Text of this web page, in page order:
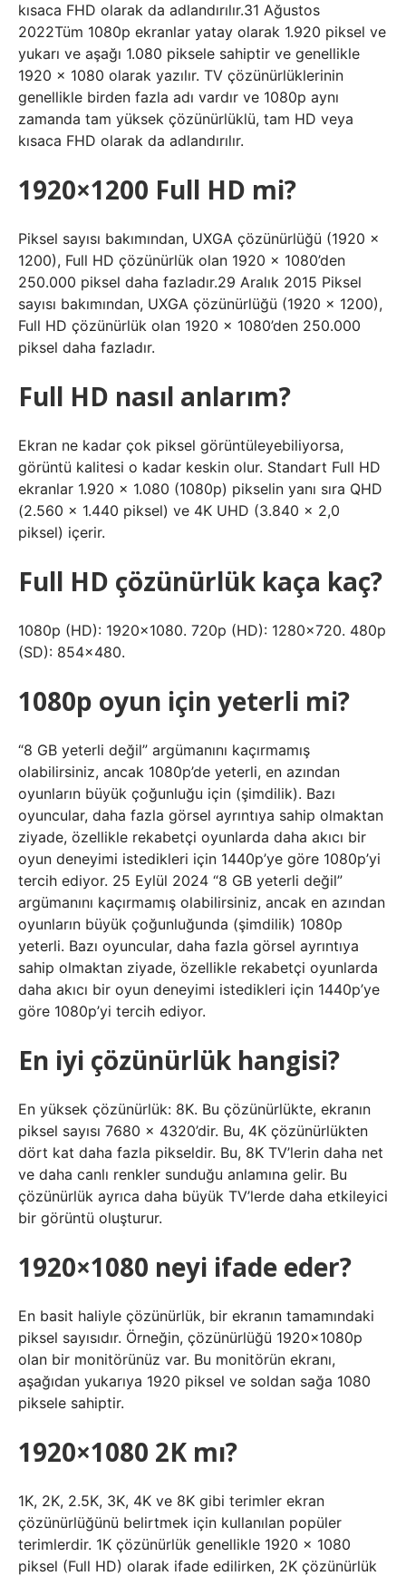
kısaca FHD olarak da adlandırılır.31 Ağustos
2022Tüm 1080p ekranlar yatay olarak 1.920 piksel ve
yukarı ve aşağı 1.080 piksele sahiptir ve genellikle
1920 x 1080 olarak yazılır. TV çözünürlüklerinin
genellikle birden fazla adı vardır ve 1080p aynı
zamanda tam yüksek çözünürlüklü, tam HD veya
kısaca FHD olarak da adlandırılır.
1920×1200 Full HD mi?
Piksel sayısı bakımından, UXGA çözünürlüğü (1920 x
1200), Full HD çözünürlük olan 1920 x 1080’den
250.000 piksel daha fazladır.29 Aralık 2015 Piksel
sayısı bakımından, UXGA çözünürlüğü (1920 x 1200),
Full HD çözünürlük olan 1920 x 1080’den 250.000
piksel daha fazladır.
Full HD nasıl anlarım?
Ekran ne kadar çok piksel görüntüleyebiliyorsa,
görüntü kalitesi o kadar keskin olur. Standart Full HD
ekranlar 1.920 x 1.080 (1080p) pikselin yanı sıra QHD
(2.560 x 1.440 piksel) ve 4K UHD (3.840 x 2,0
piksel) içerir.
Full HD çözünürlük kaça kaç?
1080p (HD): 1920×1080. 720p (HD): 1280×720. 480p
(SD): 854×480.
1080p oyun için yeterli mi?
“8 GB yeterli değil” argümanını kaçırmamış
olabilirsiniz, ancak 1080p’de yeterli, en azından
oyunların büyük çoğunluğu için (şimdilik). Bazı
oyuncular, daha fazla görsel ayrıntıya sahip olmaktan
ziyade, özellikle rekabetçi oyunlarda daha akıcı bir
oyun deneyimi istedikleri için 1440p’ye göre 1080p’yi
tercih ediyor. 25 Eylül 2024 “8 GB yeterli değil”
argümanını kaçırmamış olabilirsiniz, ancak en azından
oyunların büyük çoğunluğunda (şimdilik) 1080p
yeterli. Bazı oyuncular, daha fazla görsel ayrıntıya
sahip olmaktan ziyade, özellikle rekabetçi oyunlarda
daha akıcı bir oyun deneyimi istedikleri için 1440p’ye
göre 1080p’yi tercih ediyor.
En iyi çözünürlük hangisi?
En yüksek çözünürlük: 8K. Bu çözünürlükte, ekranın
piksel sayısı 7680 x 4320’dir. Bu, 4K çözünürlükten
dört kat daha fazla pikseldir. Bu, 8K TV’lerin daha net
ve daha canlı renkler sunduğu anlamına gelir. Bu
çözünürlük ayrıca daha büyük TV’lerde daha etkileyici
bir görüntü oluşturur.
1920×1080 neyi ifade eder?
En basit haliyle çözünürlük, bir ekranın tamamındaki
piksel sayısıdır. Örneğin, çözünürlüğü 1920x1080p
olan bir monitörünüz var. Bu monitörün ekranı,
aşağıdan yukarıya 1920 piksel ve soldan sağa 1080
piksele sahiptir.
1920×1080 2K mı?
1K, 2K, 2.5K, 3K, 4K ve 8K gibi terimler ekran
çözünürlüğünü belirtmek için kullanılan popüler
terimlerdir. 1K çözünürlük genellikle 1920 x 1080
piksel (Full HD) olarak ifade edilirken, 2K çözünürlük